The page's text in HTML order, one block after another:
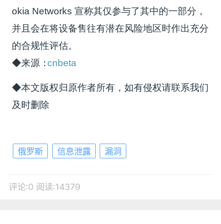
okia Networks 宣称其仅参与了其中的一部分，
并且会在将设备售往有潜在风险地区时作出充分
的合规性评估。
◆来源：cnbeta
◆本文版权归原作者所有，如有侵权请联系我们
及时删除
俄罗斯 信息泄露 漏洞
评论:0 阅读:14379